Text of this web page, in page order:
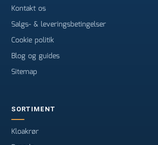
Kontakt os
Salgs- & leveringsbetingelser
Cookie politik
Blog og guides
Sitemap
SORTIMENT
Kloakrør